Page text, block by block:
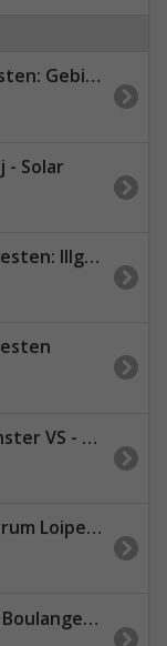
- Monte Leone
- Solar
Galenstock
Goms
SAINT-THÉODULE